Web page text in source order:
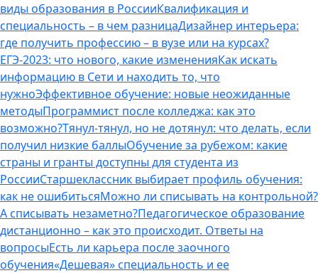
виды образования в РоссииКвалификация и
специальность – в чем разницаДизайнер интерьера:
где получить профессию – в вузе или на курсах?
ЕГЭ-2023: что нового, какие измененияКак искать
информацию в Сети и находить то, что
нужноЭффективное обучение: новые неожиданные
методыПрограммист после колледжа: как это
возможно?Тянул-тянул, но не дотянул: что делать, если
получил низкие баллыОбучение за рубежом: какие
страны и гранты доступны для студента из
РоссииСтаршеклассник выбирает профиль обучения:
как не ошибитьсяМожно ли списывать на контрольной?
А списывать незаметно?Педагогическое образование
дистанционно – как это происходит. Ответы на
вопросыЕсть ли карьера после заочного
обучения«Дешевая» специальность и ее